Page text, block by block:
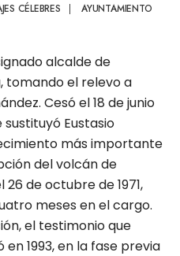
CÉLEBRES |
AYUNTAMIENTO
alcalde de
tomando el relevo a
Cesó el 18 de junio
sustituyó Eustasio
más importante
del volcán de
de octubre de 1971,
meses en el cargo.
el testimonio que
1993, en la fase previa